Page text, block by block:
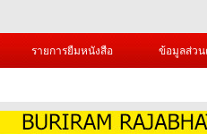
รายการยืมหนังสือ ข้อมูลส่ว